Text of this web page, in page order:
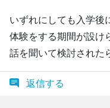
いずれにしても入学後
体験をする期間が設け
話を聞いて検討された
返信する